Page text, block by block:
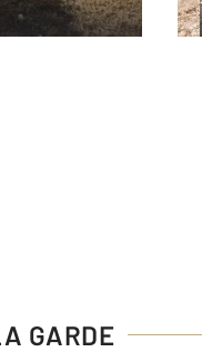
GARDE